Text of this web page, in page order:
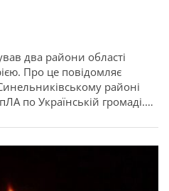
два райони області
Про це повідомляє
районі
по Українській громаді.